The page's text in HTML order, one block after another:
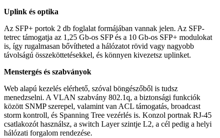
Uplink és optika
Az SFP+ portok 2 db foglalat formájában vannak jelen. Az SFP-
tetrec támogatja az 1,25 Gb-os SFP és a 10 Gb-os SFP+ modulokat
is, így rugalmasan bővítheted a hálózatot rövid vagy nagyobb
távolságú összeköttetésekkel, és könnyen kivezetsz uplinket.
Menstergés és szabványok
Web alapú kezelés elérhető, szóval böngészőből is tudsz
menedzselni. A VLAN szabvány 802.1q, a biztonsági funkciók
között SNMP szerepel, valamint van ACL támogatás, broadcast
storm kontroll, és Spanning Tree vezérlés is. Konzol portnak RJ-45
csatlakozót használsz, a switch Layer szintje L2, a cél pedig a helyi
hálózati forgalom rendezése.